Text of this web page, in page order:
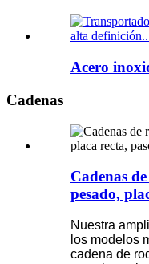
Acero
Cadenas
Cadenas
pesado,
Nuestra
los modelos
cadena de